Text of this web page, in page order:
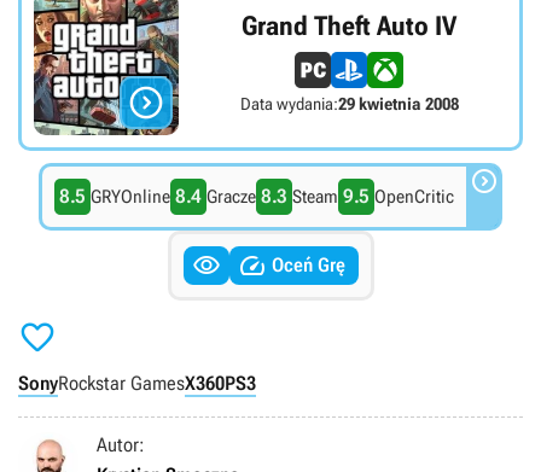

Grand Theft Auto IV
Data wydania:29 kwietnia 2008
8.5 GRYOnline 8.4 Gracze 8.3 Steam 9.5 OpenCritic 
  Oceń Grę

SonyRockstar GamesX360PS3
Autor: